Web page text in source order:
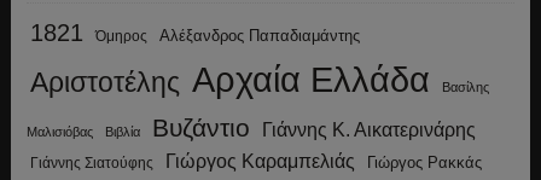
1821 Όμηρος Αλέξανδρος Παπαδιαμάντης
Αριστοτέλης Αρχαία Ελλάδα Βασίλης
Μαλισιόβας Βιβλία Βυζάντιο Γιάννης Κ. Αικατερινάρης
Γιάννης Σιατούφης Γιώργος Καραμπελιάς Γιώργος Ρακκάς